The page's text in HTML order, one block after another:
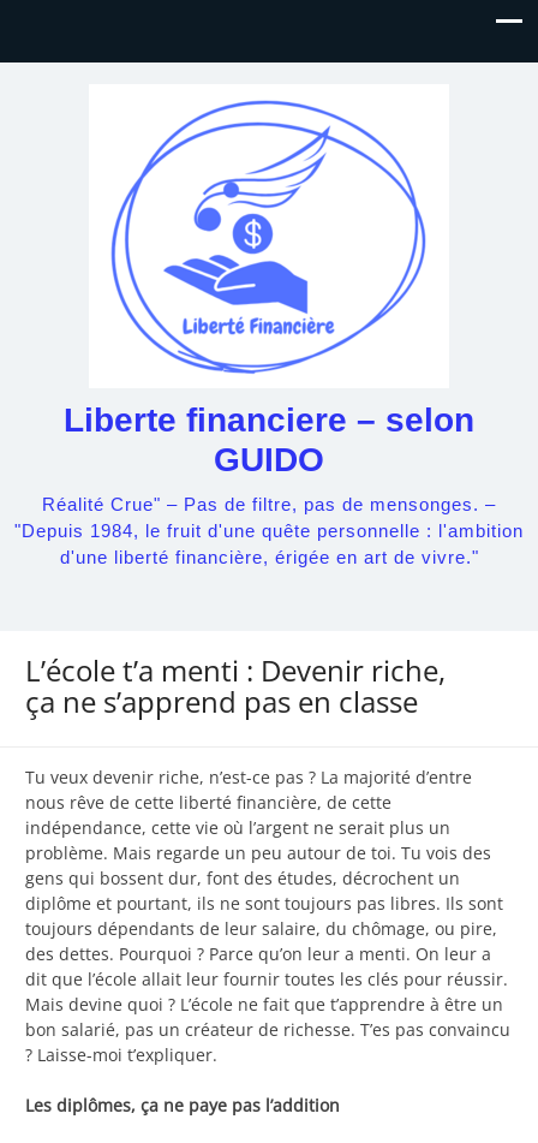
Liberte financiere – selon
GUIDO
Réalité Crue" – Pas de filtre, pas de mensonges. –
"Depuis 1984, le fruit d'une quête personnelle : l'ambition
d'une liberté financière, érigée en art de vivre."
L’école t’a menti : Devenir riche,
ça ne s’apprend pas en classe
Tu veux devenir riche, n’est-ce pas ? La majorité d’entre
nous rêve de cette liberté financière, de cette
indépendance, cette vie où l’argent ne serait plus un
problème. Mais regarde un peu autour de toi. Tu vois des
gens qui bossent dur, font des études, décrochent un
diplôme et pourtant, ils ne sont toujours pas libres. Ils sont
toujours dépendants de leur salaire, du chômage, ou pire,
des dettes. Pourquoi ? Parce qu’on leur a menti. On leur a
dit que l’école allait leur fournir toutes les clés pour réussir.
Mais devine quoi ? L’école ne fait que t’apprendre à être un
bon salarié, pas un créateur de richesse. T’es pas convaincu
? Laisse-moi t’expliquer.
Les diplômes, ça ne paye pas l’addition